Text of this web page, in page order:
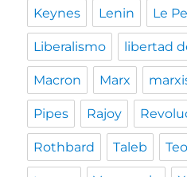
Keynes Lenin Le
Liberalismo libertad
Macron Marx
Pipes Rajoy
Rothbard Taleb